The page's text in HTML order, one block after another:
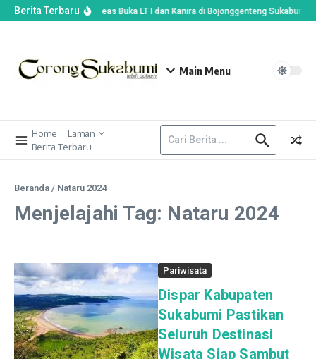
Berita TerbaruWabup Andreas Buka LT I dan Kanira di Bojonggenteng Sukabumi,
Main Menu
Home
Laman
Berita Terbaru
Beranda / Nataru 2024
Menjelajahi Tag: Nataru 2024
Pariwisata
Dispar Kabupaten
Sukabumi Pastikan
Seluruh Destinasi
Wisata Siap Sambut